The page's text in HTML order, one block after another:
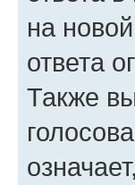
на
ответа
Также